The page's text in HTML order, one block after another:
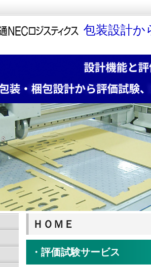
包装設計か
ＨＯＭＥ
・評価試験サービス